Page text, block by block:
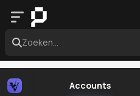
Zoeken...
Accounts